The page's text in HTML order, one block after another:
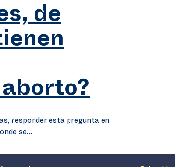
de
responder esta pregunta en
se…